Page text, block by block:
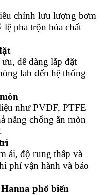
chỉnh lưu lượng bơm
pha trộn hóa chất
dễ dàng lắp đặt
lab đến hệ thống
như PVDF, PTFE
năng chống ăn mòn
ái, độ rung thấp và
phí vận hành và bảo
phổ biến